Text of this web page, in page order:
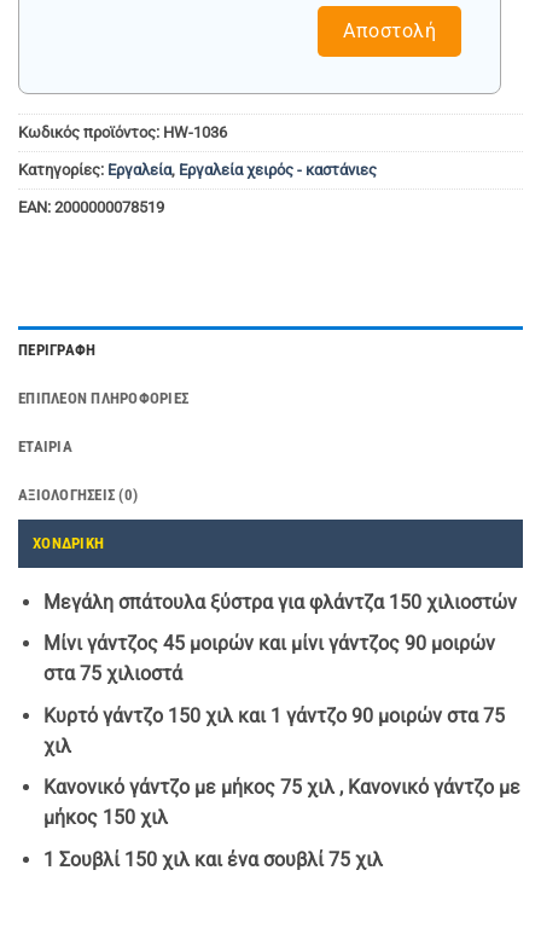
Αποστολή
Κωδικός προϊόντος: HW-1036
Κατηγορίες: Εργαλεία, Εργαλεία χειρός - καστάνιες
EAN: 2000000078519
ΠΕΡΙΓΡΑΦΉ
ΕΠΙΠΛΈΟΝ ΠΛΗΡΟΦΟΡΊΕΣ
ΕΤΑΙΡΊΑ
ΑΞΙΟΛΟΓΉΣΕΙΣ (0)
ΧΟΝΔΡΙΚΗ
Μεγάλη σπάτουλα ξύστρα για φλάντζα 150 χιλιοστών
Μίνι γάντζος 45 μοιρών και μίνι γάντζος 90 μοιρών
στα 75 χιλιοστά
Κυρτό γάντζο 150 χιλ και 1 γάντζο 90 μοιρών στα 75
χιλ
Κανονικό γάντζο με μήκος 75 χιλ , Κανονικό γάντζο με
μήκος 150 χιλ
1 Σουβλί 150 χιλ και ένα σουβλί 75 χιλ